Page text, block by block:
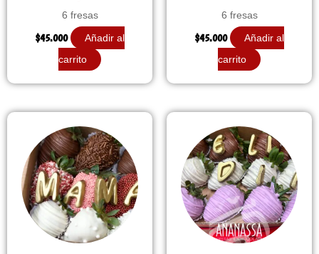
6 fresas
$45.000
Añadir al
carrito
6 fresas
$45.000
Añadir al
carrito